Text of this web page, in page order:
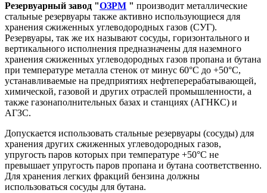
Резервуарный завод "ОЗРМ " производит металлические
стальные резервуары также активно использующиеся для
хранения сжиженных углеводородных газов (СУГ).
Резервуары, так же их называют сосуды, горизонтального и
вертикального исполнения предназначены для наземного
хранения сжиженных углеводородных газов пропана и бутана
при температуре металла стенок от минус 60°С до +50°С,
устанавливаемые на предприятиях нефтеперерабатывающей,
химической, газовой и других отраслей промышленности, а
также газонаполнительных базах и станциях (АГНКС) и
АГЗС.
Допускается использовать стальные резервуары (сосуды) для
хранения других сжиженных углеводородных газов,
упругость паров которых при температуре +50°С не
превышает упругость паров пропана и бутана соответственно.
Для хранения легких фракций бензина должны
использоваться сосуды для бутана.